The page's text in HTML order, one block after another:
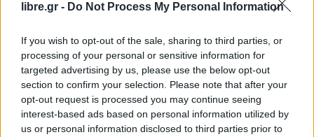
libre.gr - Do Not Process My Personal Information
If you wish to opt-out of the sale, sharing to third parties, or
processing of your personal or sensitive information for
targeted advertising by us, please use the below opt-out
section to confirm your selection. Please note that after your
opt-out request is processed you may continue seeing
interest-based ads based on personal information utilized by
us or personal information disclosed to third parties prior to
Γεραπετρίτης: Δεν νοείται σήμερα
αλλαγή συνόρων δια της βίας
Η Συντακτική ομάδα του Libre
23 Οκτωβρίου, 2025